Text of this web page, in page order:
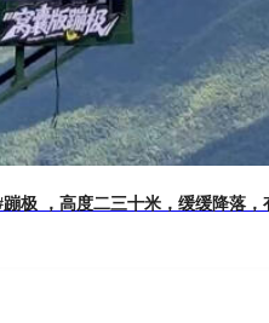
极 ，高度二三十米，缓缓降落，